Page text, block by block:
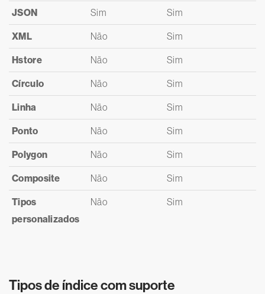
JSON Sim Sim
XML Não Sim
Hstore Não Sim
Círculo Não Sim
Linha Não Sim
Ponto Não Sim
Polygon Não Sim
Composite Não Sim
Tipos
personalizados
Não Sim
Tipos de índice com suporte